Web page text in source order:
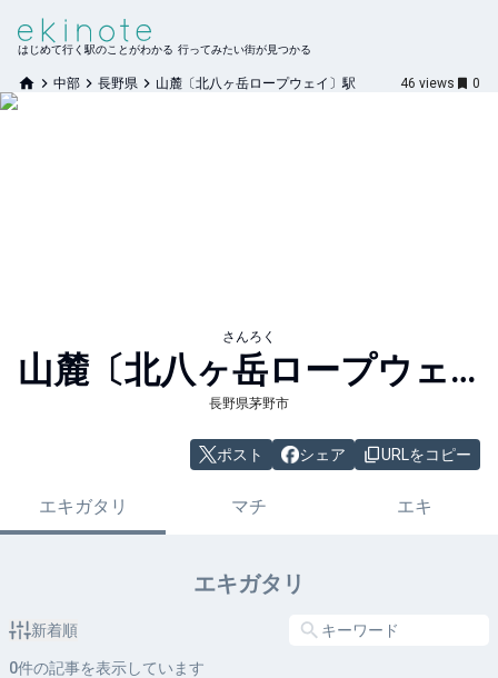
はじめて行く駅のことがわかる 行ってみたい街が見つかる
中部 長野県 山麓〔北八ヶ岳ロープウェイ〕駅 46 views 0
さんろく
山麓〔北八ヶ岳ロープウェイ〕
長野県茅野市
ポスト シェア URLをコピー
エキガタリ マチ エキ
エキガタリ
新着順
0件の記事を表示しています